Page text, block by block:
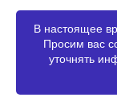
В настоящее
Просим вас
уточнять